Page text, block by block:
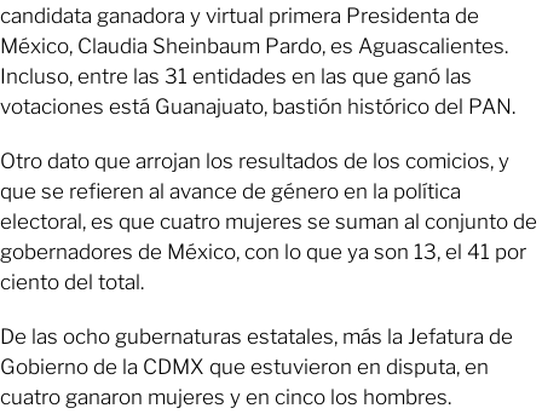
candidata ganadora y virtual primera Presidenta de
México, Claudia Sheinbaum Pardo, es Aguascalientes.
Incluso, entre las 31 entidades en las que ganó las
votaciones está Guanajuato, bastión histórico del PAN.
Otro dato que arrojan los resultados de los comicios, y
que se refieren al avance de género en la política
electoral, es que cuatro mujeres se suman al conjunto de
gobernadores de México, con lo que ya son 13, el 41 por
ciento del total.
De las ocho gubernaturas estatales, más la Jefatura de
Gobierno de la CDMX que estuvieron en disputa, en
cuatro ganaron mujeres y en cinco los hombres.